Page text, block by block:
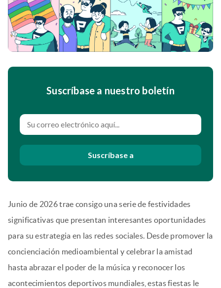
Suscríbase a nuestro boletín
Suscríbase a
Junio de 2026 trae consigo una serie de festividades
significativas que presentan interesantes oportunidades
para su estrategia en las redes sociales. Desde promover la
concienciación medioambiental y celebrar la amistad
hasta abrazar el poder de la música y reconocer los
acontecimientos deportivos mundiales, estas fiestas le